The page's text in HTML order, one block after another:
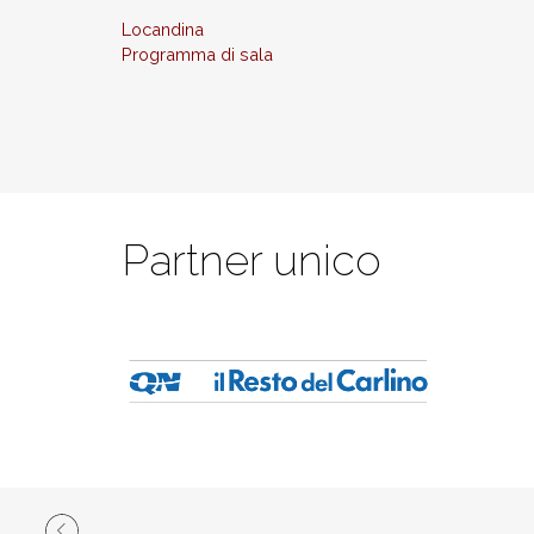
Locandina
Programma di sala
Partner unico